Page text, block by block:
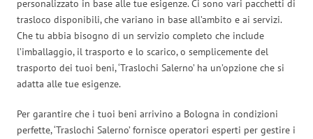
personalizzato in base alle tue esigenze. Ci sono vari pacchetti di
trasloco disponibili, che variano in base all’ambito e ai servizi.
Che tu abbia bisogno di un servizio completo che include
l’imballaggio, il trasporto e lo scarico, o semplicemente del
trasporto dei tuoi beni, ‘Traslochi Salerno’ ha un’opzione che si
adatta alle tue esigenze.
Per garantire che i tuoi beni arrivino a Bologna in condizioni
perfette, ‘Traslochi Salerno’ fornisce operatori esperti per gestire i